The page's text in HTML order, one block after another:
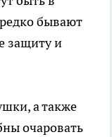
бывают
защиту и
а также
очаровать